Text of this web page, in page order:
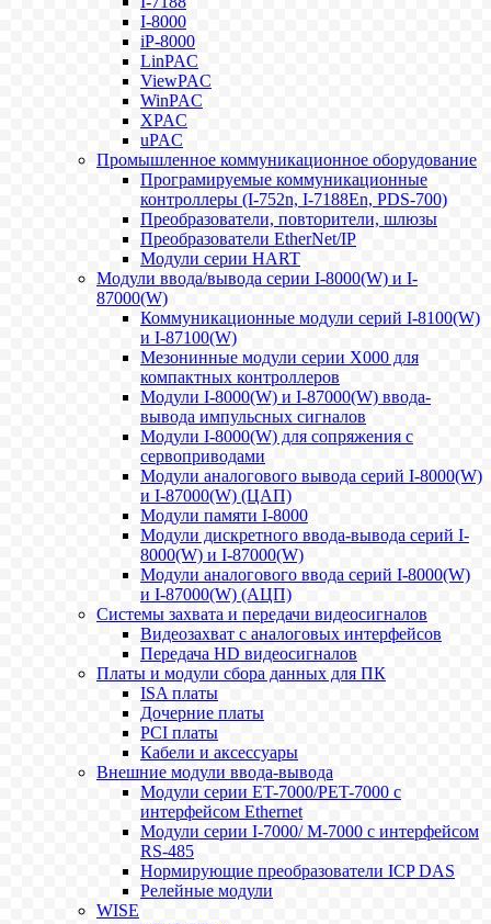
I-8000
iP-8000
LinPAC
ViewPAC
WinPAC
XPAC
uPAC
Промышленное коммуникационное оборудование
Програмируемые коммуникационные
контроллеры (I-752n, I-7188En, PDS-700)
Преобразователи, повторители, шлюзы
Преобразователи EtherNet/IP
Модули серии HART
Модули ввода/вывода серии I-8000(W) и I-
87000(W)
Коммуникационные модули серий I-8100(W)
и I-87100(W)
Мезонинные модули серии X000 для
компактных контроллеров
Модули I-8000(W) и I-87000(W) ввода-
вывода импульсных сигналов
Модули I-8000(W) для сопряжения с
сервоприводами
Модули аналогового вывода серий I-8000(W)
и I-87000(W) (ЦАП)
Модули памяти I-8000
Модули дискретного ввода-вывода серий I-
8000(W) и I-87000(W)
Модули аналогового ввода серий I-8000(W)
и I-87000(W) (АЦП)
Системы захвата и передачи видеосигналов
Видеозахват с аналоговых интерфейсов
Передача HD видеосигналов
Платы и модули сбора данных для ПК
ISA платы
Дочерние платы
PCI платы
Кабели и аксессуары
Внешние модули ввода-вывода
Модули серии ET-7000/PET-7000 с
интерфейсом Ethernet
Модули серии I-7000/ M-7000 с интерфейсом
RS-485
Нормирующие преобразователи ICP DAS
Релейные модули
WISE